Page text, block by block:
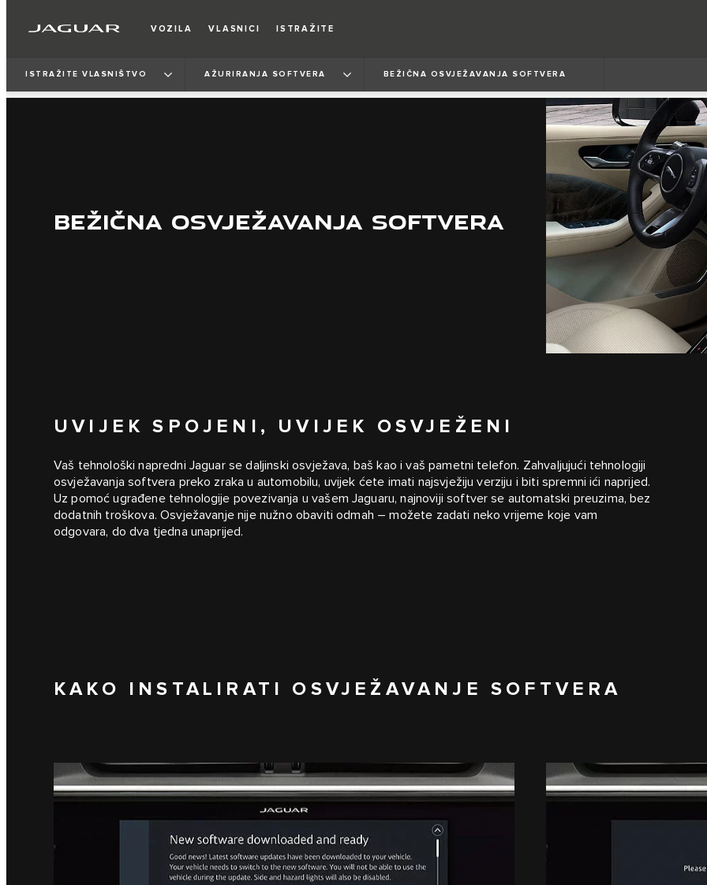
VOZILA VLASNICI ISTRAŽITE
ISTRAŽITE VLASNIŠTVO AŽURIRANJA SOFTVERA BEŽIČNA OSVJEŽAVANJA SOFTVERA
BEŽIČNA OSVJEŽAVANJA SOFTVERA
UVIJEK SPOJENI, UVIJEK OSVJEŽENI
Vaš tehnološki napredni Jaguar se daljinski osvježava, baš kao i vaš pametni telefon. Zahvaljujući tehnologiji
osvježavanja softvera preko zraka u automobilu, uvijek ćete imati najsvježiju verziju i biti spremni ići naprijed.
Uz pomoć ugrađene tehnologije povezivanja u vašem Jaguaru, najnoviji softver se automatski preuzima, bez
dodatnih troškova. Osvježavanje nije nužno obaviti odmah – možete zadati neko vrijeme koje vam
odgovara, do dva tjedna unaprijed.
KAKO INSTALIRATI OSVJEŽAVANJE SOFTVERA